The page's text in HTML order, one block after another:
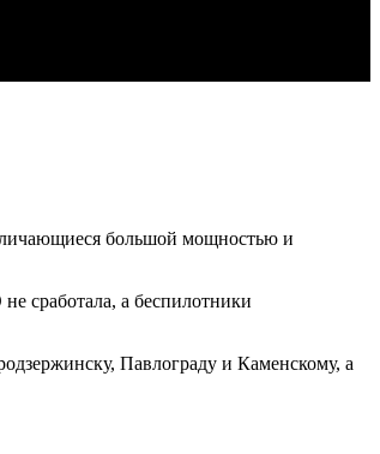
большой мощностью и
сработала, а беспилотники
Павлограду и Каменскому, а